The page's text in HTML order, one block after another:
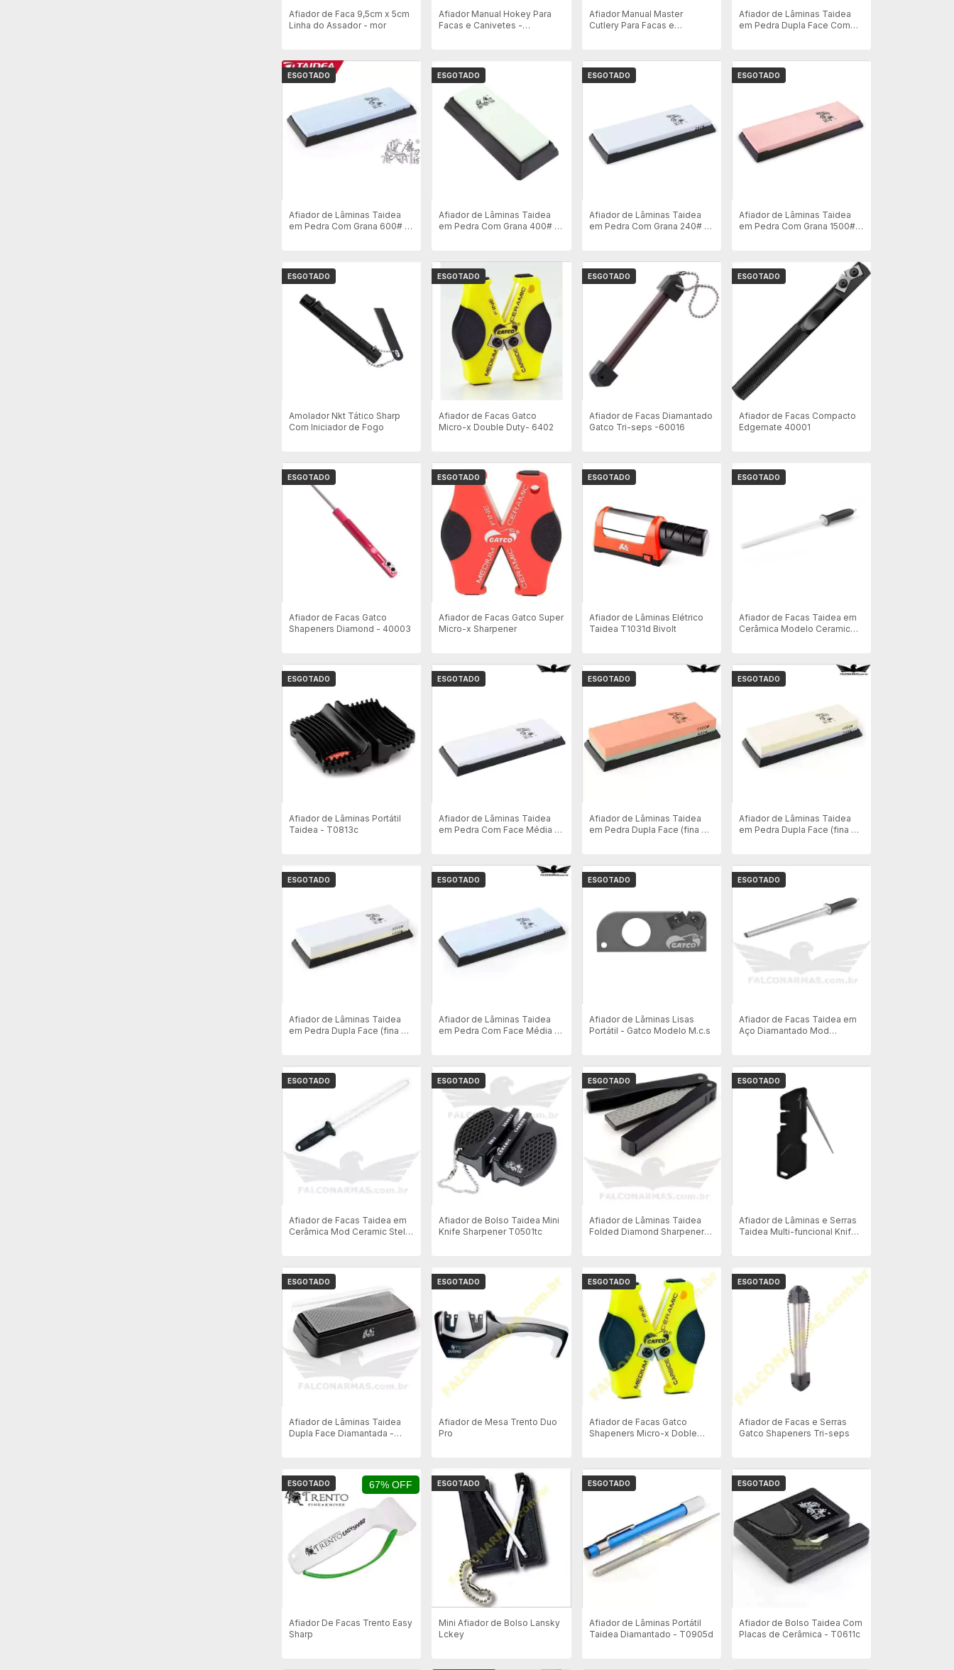
Afiador de Faca 9,5cm x 5cm
Linha do Assador - mor
Afiador Manual Hokey Para
Facas e Canivetes -
Afiador Manual Master
Cutlery Para Facas e
Afiador de Lâminas Taidea
em Pedra Dupla Face Com
ESGOTADO
Afiador de Lâminas Taidea
em Pedra Com Grana 600# -
ESGOTADO
Afiador de Lâminas Taidea
em Pedra Com Grana 400# -
ESGOTADO
Afiador de Lâminas Taidea
em Pedra Com Grana 240# -
ESGOTADO
Afiador de Lâminas Taidea
em Pedra Com Grana 1500# -
ESGOTADO
Amolador Nkt Tático Sharp
Com Iniciador de Fogo
ESGOTADO
Afiador de Facas Gatco
Micro-x Double Duty- 6402
ESGOTADO
Afiador de Facas Diamantado
Gatco Tri-seps -60016
ESGOTADO
Afiador de Facas Compacto
Edgemate 40001
ESGOTADO
Afiador de Facas Gatco
Shapeners Diamond - 40003
ESGOTADO
Afiador de Facas Gatco Super
Micro-x Sharpener
ESGOTADO
Afiador de Lâminas Elétrico
Taidea T1031d Bivolt
ESGOTADO
Afiador de Facas Taidea em
Cerâmica Modelo Ceramic
ESGOTADO
Afiador de Lâminas Portátil
Taidea - T0813c
ESGOTADO
Afiador de Lâminas Taidea
em Pedra Com Face Média -
ESGOTADO
Afiador de Lâminas Taidea
em Pedra Dupla Face (fina e
ESGOTADO
Afiador de Lâminas Taidea
em Pedra Dupla Face (fina e
ESGOTADO
Afiador de Lâminas Taidea
em Pedra Dupla Face (fina e
ESGOTADO
Afiador de Lâminas Taidea
em Pedra Com Face Média -
ESGOTADO
Afiador de Lâminas Lisas
Portátil - Gatco Modelo M.c.s
ESGOTADO
Afiador de Facas Taidea em
Aço Diamantado Mod
ESGOTADO
Afiador de Facas Taidea em
Cerâmica Mod Ceramic Stell
ESGOTADO
Afiador de Bolso Taidea Mini
Knife Sharpener T0501tc
ESGOTADO
Afiador de Lâminas Taidea
Folded Diamond Sharpener
ESGOTADO
Afiador de Lâminas e Serras
Taidea Multi-funcional Knife
ESGOTADO
Afiador de Lâminas Taidea
Dupla Face Diamantada -
ESGOTADO
Afiador de Mesa Trento Duo
Pro
ESGOTADO
Afiador de Facas Gatco
Shapeners Micro-x Doble
ESGOTADO
Afiador de Facas e Serras
Gatco Shapeners Tri-seps
67% OFF
ESGOTADO
Afiador De Facas Trento Easy
Sharp
ESGOTADO
Mini Afiador de Bolso Lansky
Lckey
ESGOTADO
Afiador de Lâminas Portátil
Taidea Diamantado - T0905d
ESGOTADO
Afiador de Bolso Taidea Com
Placas de Cerâmica - T0611c